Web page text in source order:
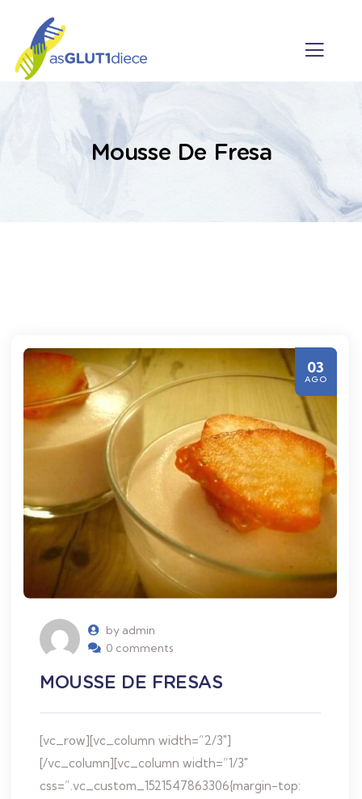
Mousse De Fresa
by admin
0 comments
MOUSSE DE FRESAS
[vc_row][vc_column width=”2/3″]
[/vc_column][vc_column width=”1/3″
css=”.vc_custom_1521547863306{margin-top:
03
AGO